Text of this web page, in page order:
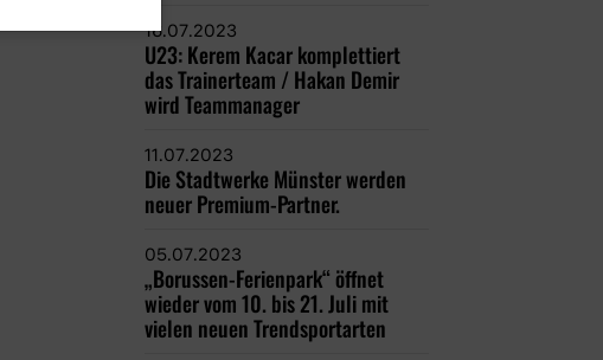
16.07.2023
U23: Kerem Kacar komplettiert
das Trainerteam / Hakan Demir
wird Teammanager
11.07.2023
Die Stadtwerke Münster werden
neuer Premium-Partner.
05.07.2023
„Borussen-Ferienpark“ öffnet
wieder vom 10. bis 21. Juli mit
vielen neuen Trendsportarten